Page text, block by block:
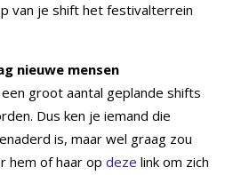
van je shift het festivalterrein
nieuwe mensen
groot aantal geplande shifts
Dus ken je iemand die
is, maar wel graag zou
hem of haar op deze link om zich